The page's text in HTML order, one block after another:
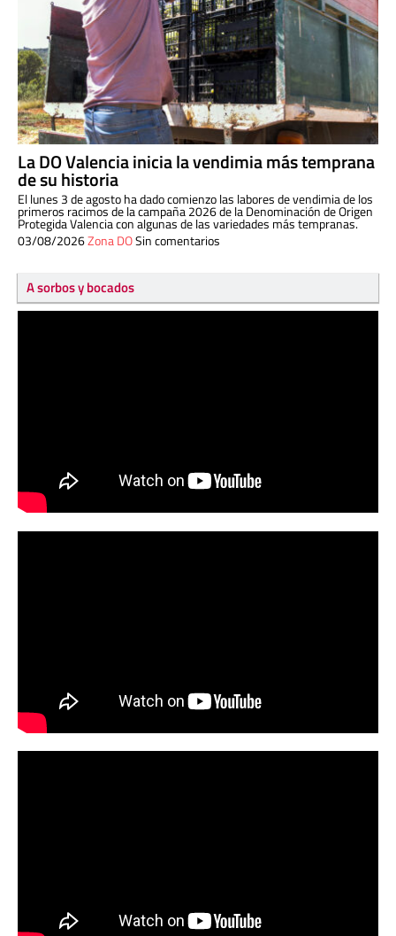
La DO Valencia inicia la vendimia más temprana
de su historia
El lunes 3 de agosto ha dado comienzo las labores de vendimia de los
primeros racimos de la campaña 2026 de la Denominación de Origen
Protegida Valencia con algunas de las variedades más tempranas.
03/08/2026Zona DOSin comentarios
A sorbos y bocados